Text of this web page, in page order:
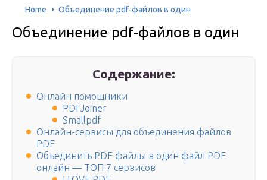
Home Объединение pdf-файлов в один
Объединение pdf-файлов в один
Содержание:
Онлайн помощники
PDFJoiner
Smallpdf
Онлайн-сервисы для объединения файлов
PDF
Объединить PDF файлы в один файл PDF
онлайн — ТОП 7 сервисов